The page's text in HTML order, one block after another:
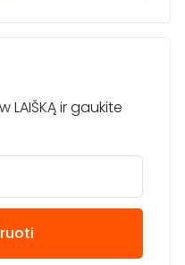
LAIŠKĄ ir gaukite